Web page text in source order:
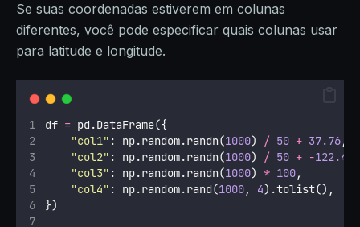
Se suas coordenadas estiverem em colunas
diferentes, você pode especificar quais colunas usar
para latitude e longitude.
df = pd.DataFrame({
"col1" : np.random.randn(1000) / 50 + 37.76,
"col2" : np.random.randn(1000) / 50 + -122.4
"col3" : np.random.randn(1000) * 100,
"col4" : np.random.rand(1000, 4).tolist(),
})